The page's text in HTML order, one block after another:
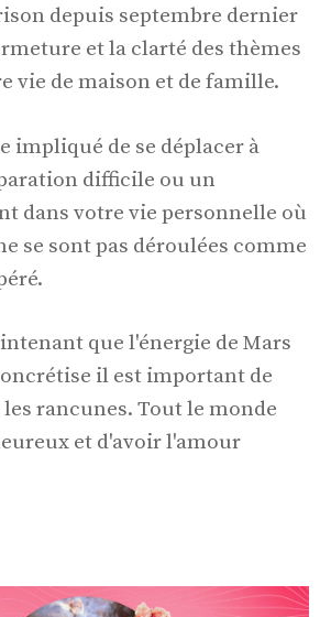
depuis septembre dernier
et la clarté des thèmes
vie de maison et de famille.
impliqué de se déplacer à
difficile ou un
dans votre vie personnelle où
se sont pas déroulées comme
que l'énergie de Mars
il est important de
rancunes. Tout le monde
et d'avoir l'amour